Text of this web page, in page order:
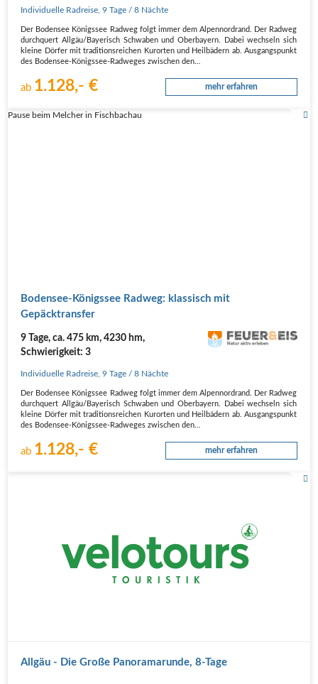
Individuelle Radreise ,9 Tage / 8 Nächte
Der Boden­see Königs­see Rad­weg folgt immer dem Alpen­nord­rand. Der Rad­weg
durch­quert Allgäu/Bayerisch Schwa­ben und Ober­bay­ern. Dabei wech­seln sich
klei­ne Dör­fer mit tra­di­ti­ons­rei­chen Kur­or­ten und Heil­bä­dern ab. Aus­gangs­punkt
des Boden­see-Königs­see-Rad­we­ges zwi­schen den…
ab 1.128,- € mehr erfahren
Pause beim Melcher in Fischbachau
Boden­see-Königs­see Rad­weg: klas­sisch mit
Gepäcktransfer
9 Tage, ca. 475 km, 4230 hm,
Schwierigkeit: 3
Individuelle Radreise ,9 Tage / 8 Nächte
Der Boden­see Königs­see Rad­weg folgt immer dem Alpen­nord­rand. Der Rad­weg
durch­quert Allgäu/Bayerisch Schwa­ben und Ober­bay­ern. Dabei wech­seln sich
klei­ne Dör­fer mit tra­di­ti­ons­rei­chen Kur­or­ten und Heil­bä­dern ab. Aus­gangs­punkt
des Boden­see-Königs­see-Rad­we­ges zwi­schen den…
ab 1.128,- € mehr erfahren
Allgäu - Die Große Panoramarunde, 8-Tage